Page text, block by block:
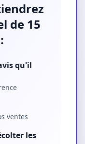
de 15
qu'il
ventes
les